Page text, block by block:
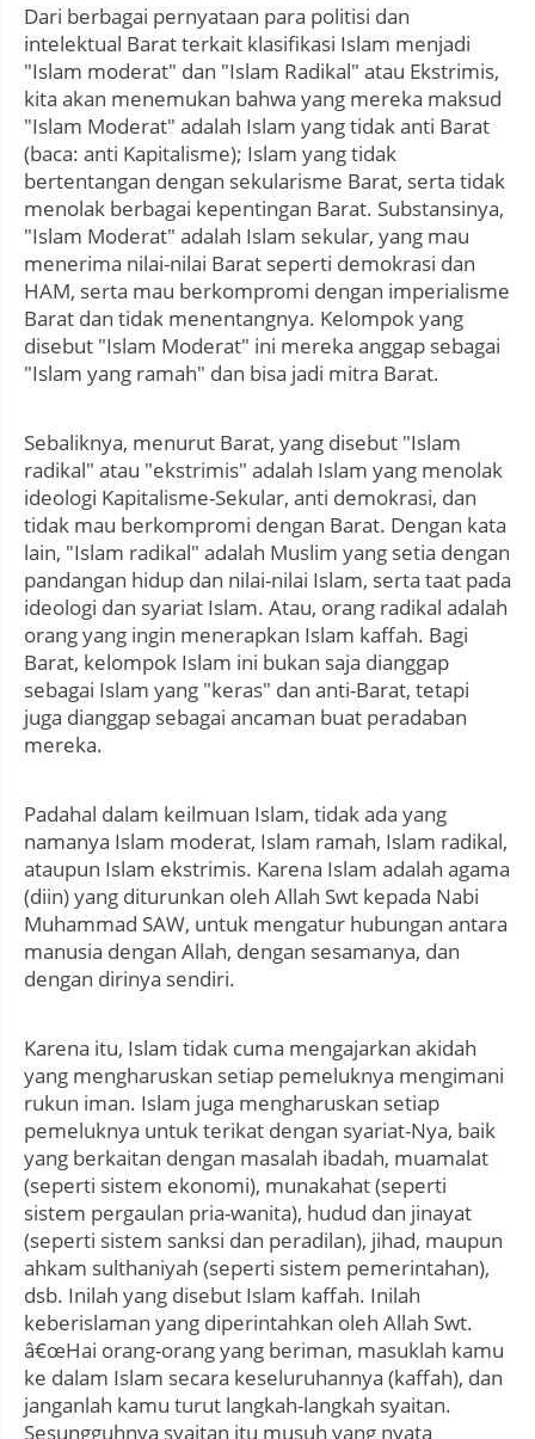
Dari berbagai pernyataan para politisi dan
intelektual Barat terkait klasifikasi Islam menjadi
"Islam moderat" dan "Islam Radikal" atau Ekstrimis,
kita akan menemukan bahwa yang mereka maksud
"Islam Moderat" adalah Islam yang tidak anti Barat
(baca: anti Kapitalisme); Islam yang tidak
bertentangan dengan sekularisme Barat, serta tidak
menolak berbagai kepentingan Barat. Substansinya,
"Islam Moderat" adalah Islam sekular, yang mau
menerima nilai-nilai Barat seperti demokrasi dan
HAM, serta mau berkompromi dengan imperialisme
Barat dan tidak menentangnya. Kelompok yang
disebut "Islam Moderat" ini mereka anggap sebagai
"Islam yang ramah" dan bisa jadi mitra Barat.
Sebaliknya, menurut Barat, yang disebut "Islam
radikal" atau "ekstrimis" adalah Islam yang menolak
ideologi Kapitalisme-Sekular, anti demokrasi, dan
tidak mau berkompromi dengan Barat. Dengan kata
lain, "Islam radikal" adalah Muslim yang setia dengan
pandangan hidup dan nilai-nilai Islam, serta taat pada
ideologi dan syariat Islam. Atau, orang radikal adalah
orang yang ingin menerapkan Islam kaffah. Bagi
Barat, kelompok Islam ini bukan saja dianggap
sebagai Islam yang "keras" dan anti-Barat, tetapi
juga dianggap sebagai ancaman buat peradaban
mereka.
Padahal dalam keilmuan Islam, tidak ada yang
namanya Islam moderat, Islam ramah, Islam radikal,
ataupun Islam ekstrimis. Karena Islam adalah agama
(diin) yang diturunkan oleh Allah Swt kepada Nabi
Muhammad SAW, untuk mengatur hubungan antara
manusia dengan Allah, dengan sesamanya, dan
dengan dirinya sendiri.
Karena itu, Islam tidak cuma mengajarkan akidah
yang mengharuskan setiap pemeluknya mengimani
rukun iman. Islam juga mengharuskan setiap
pemeluknya untuk terikat dengan syariat-Nya, baik
yang berkaitan dengan masalah ibadah, muamalat
(seperti sistem ekonomi), munakahat (seperti
sistem pergaulan pria-wanita), hudud dan jinayat
(seperti sistem sanksi dan peradilan), jihad, maupun
ahkam sulthaniyah (seperti sistem pemerintahan),
dsb. Inilah yang disebut Islam kaffah. Inilah
keberislaman yang diperintahkan oleh Allah Swt.
â€œHai orang-orang yang beriman, masuklah kamu
ke dalam Islam secara keseluruhannya (kaffah), dan
janganlah kamu turut langkah-langkah syaitan.
Sesungguhnya syaitan itu musuh yang nyata